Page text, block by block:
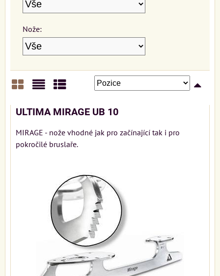
Nože:
Mřížka
ULTIMA MIRAGE UB 10
MIRAGE - nože vhodné jak pro začínající tak i pro
pokročilé bruslaře.